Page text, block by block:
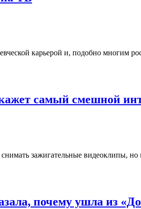
карьерой и, подобно многим
самый смешной
зажигательные видеоклипы,
почему ушла из